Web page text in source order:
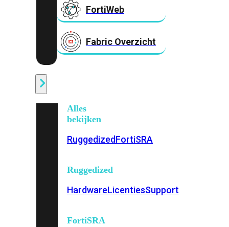
FortiWeb
Fabric Overzicht
Alles
bekijken
RuggedizedFortiSRA
Ruggedized
HardwareLicentiesSupport
FortiSRA